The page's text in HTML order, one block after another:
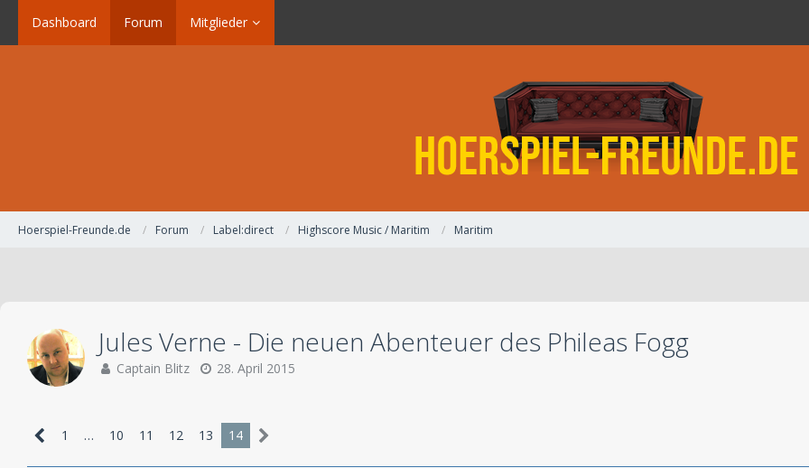
Dashboard Forum Mitglieder
Hoerspiel-Freunde.de Forum Label:direct Highscore Music / Maritim Maritim
Jules Verne - Die neuen Abenteuer des Phileas Fogg
Captain Blitz 28. April 2015
1 … 10 11 12 13 14